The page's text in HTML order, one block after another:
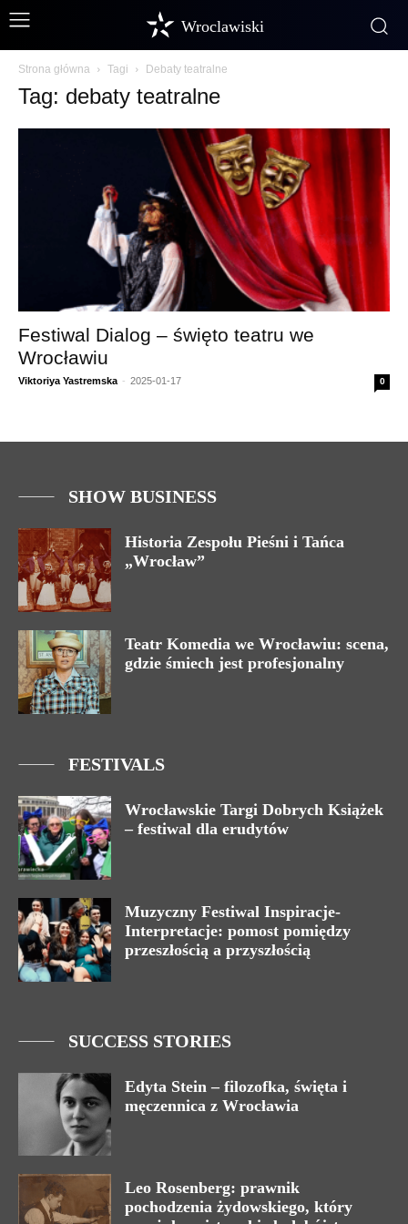
Wroclawiski
Strona główna Tagi Debaty teatralne
Tag: debaty teatralne
Festiwal Dialog – święto teatru we
Wrocławiu
Viktoriya Yastremska - 2025-01-17 0
SHOW BUSINESS
Historia Zespołu Pieśni i Tańca
„Wrocław”
Teatr Komedia we Wrocławiu: scena,
gdzie śmiech jest profesjonalny
FESTIVALS
Wrocławskie Targi Dobrych Książek
– festiwal dla erudytów
Muzyczny Festiwal Inspiracje-
Interpretacje: pomost pomiędzy
przeszłością a przyszłością
SUCCESS STORIES
Edyta Stein – filozofka, święta i
męczennica z Wrocławia
Leo Rosenberg: prawnik
pochodzenia żydowskiego, który